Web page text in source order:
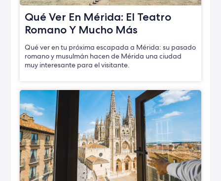
Qué Ver En Mérida: El Teatro
Romano Y Mucho Más
Qué ver en tu próxima escapada a Mérida: su pasado
romano y musulmán hacen de Mérida una ciudad
muy interesante para el visitante.